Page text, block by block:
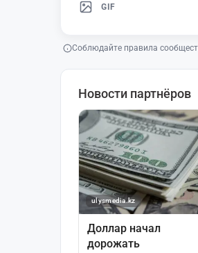
GIF
Соблюдайте правила